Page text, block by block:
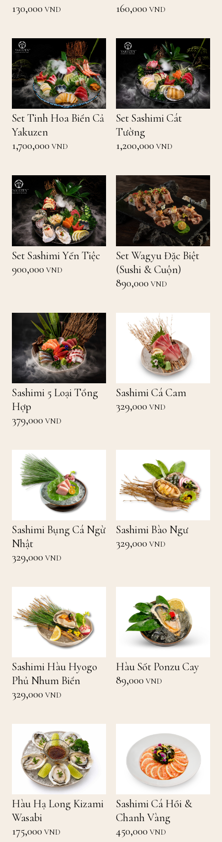
130,000 VND
160,000 VND
Set Tinh Hoa Biển Cả
Yakuzen
1,700,000 VND
Set Sashimi Cát
Tường
1,200,000 VND
Set Sashimi Yến Tiệc
900,000 VND
Set Wagyu Đặc Biệt
(Sushi & Cuộn)
890,000 VND
Sashimi 5 Loại Tổng
Hợp
379,000 VND
Sashimi Cá Cam
329,000 VND
Sashimi Bụng Cá Ngừ
Nhật
329,000 VND
Sashimi Bào Ngư
329,000 VND
Sashimi Hàu Hyogo
Phủ Nhum Biển
329,000 VND
Hàu Sốt Ponzu Cay
89,000 VND
Hàu Hạ Long Kizami
Wasabi
175,000 VND
Sashimi Cá Hồi &
Chanh Vàng
450,000 VND